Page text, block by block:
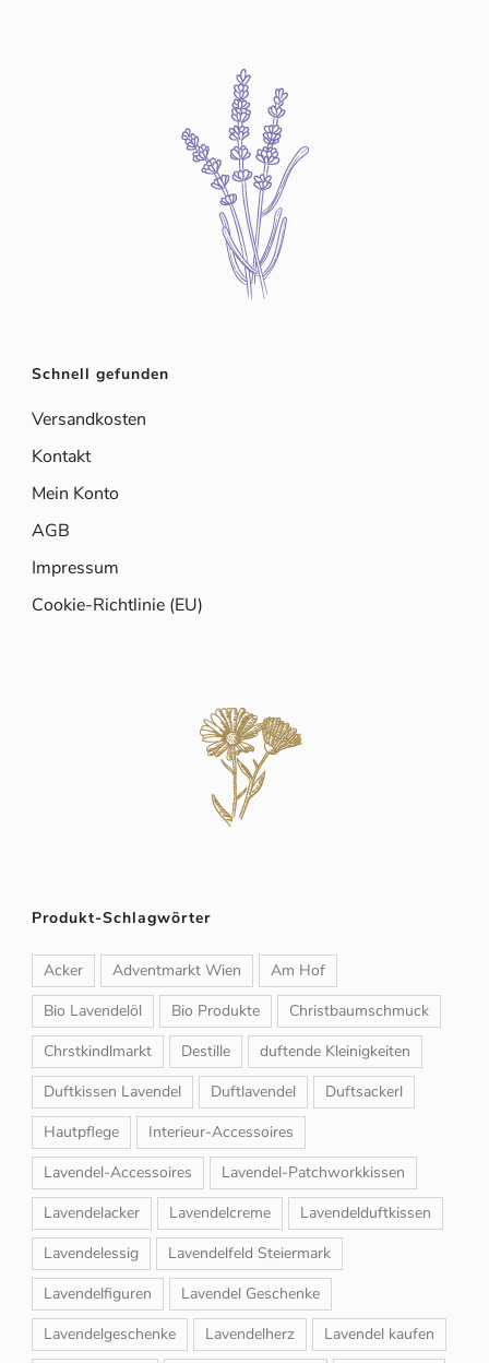
Schnell gefunden
Versandkosten
Kontakt
Mein Konto
AGB
Impressum
Cookie-Richtlinie (EU)
Produkt-Schlagwörter
Acker Adventmarkt Wien
Am Hof
Bio Lavendelöl
Bio Produkte
Christbaumschmuck
Chrstkindlmarkt
Destille
duftende Kleinigkeiten
Duftkissen Lavendel
Duftlavendel
Duftsackerl
Hautpflege
Interieur-Accessoires
Lavendel-Accessoires
Lavendel-Patchworkkissen
Lavendelacker
Lavendelcreme
Lavendelduftkissen
Lavendelessig
Lavendelfeld Steiermark
Lavendelfiguren
Lavendel Geschenke
Lavendelgeschenke
Lavendelherz Lavendel kaufen